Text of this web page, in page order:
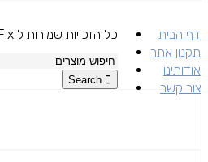
דף הבית
תקנון אתר
אודותינו
צור קשר
כל הזכויות שמורות ל iFix החל משנת 2020
Search